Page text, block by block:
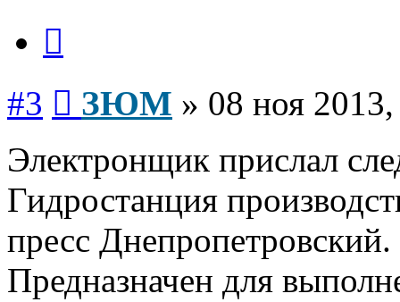
#3 ЗЮМ » 08 ноя
Электронщик прислал
Гидростанция
пресс
Предназначен для